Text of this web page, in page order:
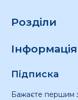
Розділи
Інформація
Підписка
Бажаєте першим